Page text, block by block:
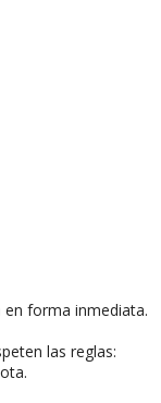
forma inmediata.
las reglas: